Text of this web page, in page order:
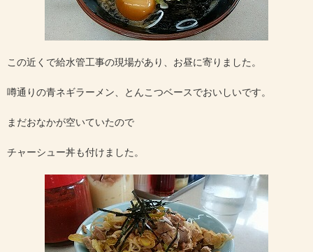
この近くで給水管工事の現場があり、お昼に寄りました。
噂通りの青ネギラーメン、とんこつベースでおいしいです。
まだおなかが空いていたので
チャーシュー丼も付けました。